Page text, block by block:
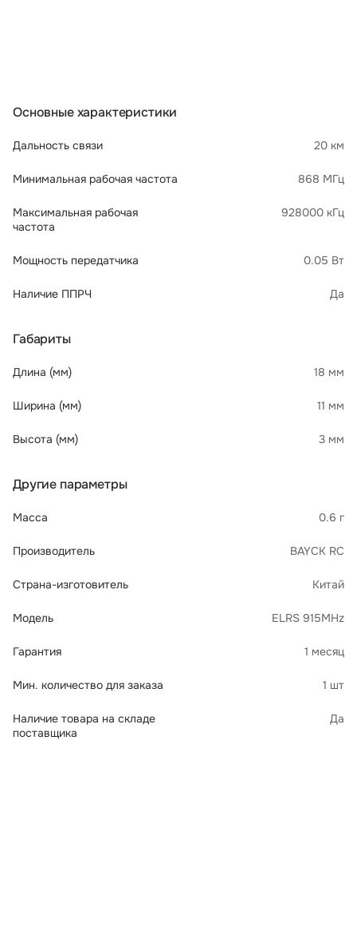
Основные характеристики
Дальность связи 20 км
Минимальная рабочая частота 868 МГц
Максимальная рабочая
частота
928000 кГц
Мощность передатчика 0.05 Вт
Наличие ППРЧ Да
Габариты
Длина (мм) 18 мм
Ширина (мм) 11 мм
Высота (мм) 3 мм
Другие параметры
Масса 0.6 г
Производитель BAYCK RC
Страна-изготовитель Китай
Модель ELRS 915MHz
Гарантия 1 месяц
Мин. количество для заказа 1 шт
Наличие товара на складе
поставщика
Да